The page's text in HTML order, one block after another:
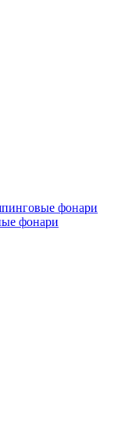
фонари
фонари